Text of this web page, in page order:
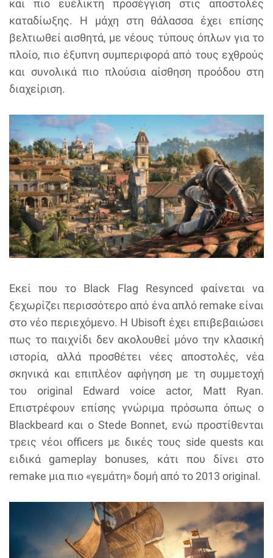
και πιο ευέλικτη προσέγγιση στις αποστολές
καταδίωξης. Η μάχη στη θάλασσα έχει επίσης
βελτιωθεί αισθητά, με νέους τύπους όπλων για το
πλοίο, πιο έξυπνη συμπεριφορά από τους εχθρούς
και συνολικά πιο πλούσια αίσθηση προόδου στη
διαχείριση.
Εκεί που το Black Flag Resynced φαίνεται να
ξεχωρίζει περισσότερο από ένα απλό remake είναι
στο νέο περιεχόμενο. Η Ubisoft έχει επιβεβαιώσει
πως το παιχνίδι δεν ακολουθεί μόνο την κλασική
ιστορία, αλλά προσθέτει νέες αποστολές, νέα
σκηνικά και επιπλέον αφήγηση με τη συμμετοχή
του original Edward voice actor, Matt Ryan.
Επιστρέφουν επίσης γνώριμα πρόσωπα όπως ο
Blackbeard και ο Stede Bonnet, ενώ προστίθενται
τρεις νέοι officers με δικές τους side quests και
ειδικά gameplay bonuses, κάτι που δίνει στο
remake μια πιο «γεμάτη» δομή από το 2013 original.